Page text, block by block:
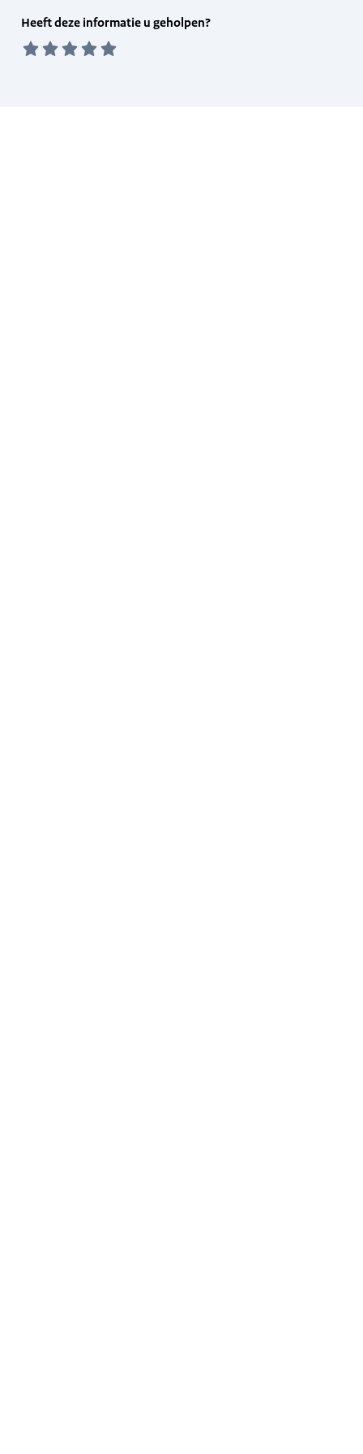
Feedback
form
Heeft deze informatie u geholpen?